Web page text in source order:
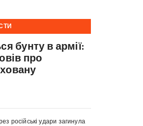
бунту в армії:
про
російські удари загинула